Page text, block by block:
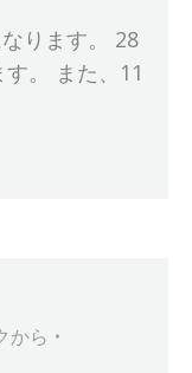
ります。 28
。 また、11
から